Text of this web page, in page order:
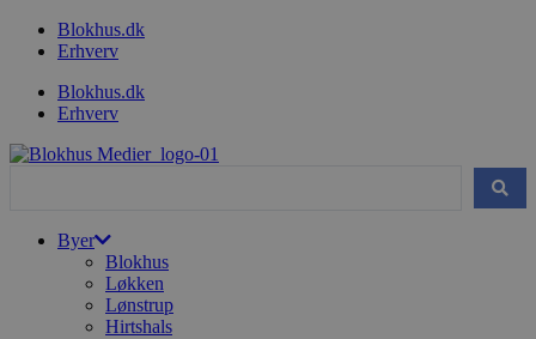
VidereBlokhus.dk
Erhverv
Blokhus.dk
Erhverv
Byer
Blokhus
Løkken
Lønstrup
Hirtshals